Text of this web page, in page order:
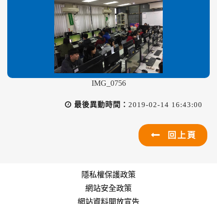
IMG_0756
最後異動時間： 2019-02-14 16:43:00
回上頁
隱私權保護政策
網站安全政策
網站資料開放宣告